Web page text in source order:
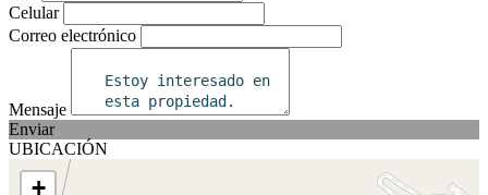
Celular
Correo electrónico
Mensaje
Enviar
UBICACIÓN
+